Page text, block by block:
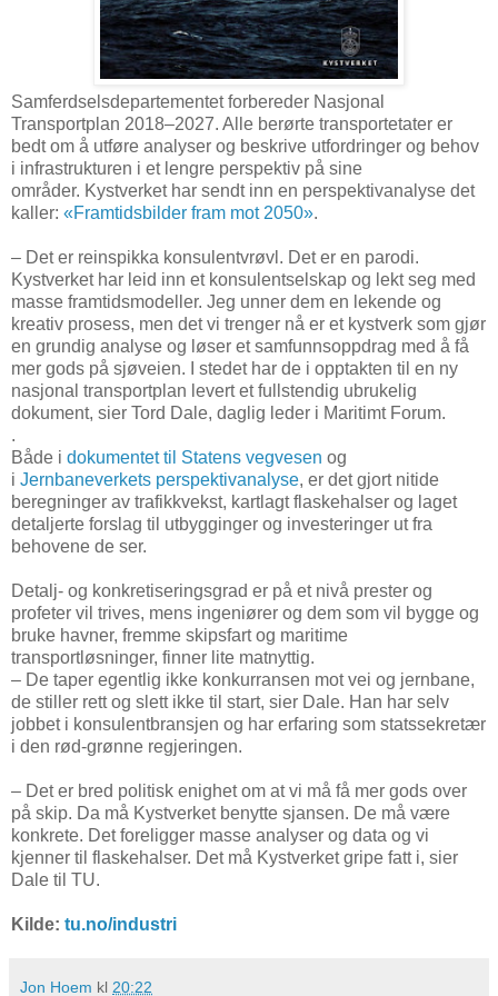
Samferdselsdepartementet forbereder Nasjonal
Transportplan 2018–2027. Alle berørte transportetater er
bedt om å utføre analyser og beskrive utfordringer og behov
i infrastrukturen i et lengre perspektiv på sine
områder. Kystverket har sendt inn en perspektivanalyse det
kaller: «Framtidsbilder fram mot 2050».
– Det er reinspikka konsulentvrøvl. Det er en parodi.
Kystverket har leid inn et konsulentselskap og lekt seg med
masse framtidsmodeller. Jeg unner dem en lekende og
kreativ prosess, men det vi trenger nå er et kystverk som gjør
en grundig analyse og løser et samfunnsoppdrag med å få
mer gods på sjøveien. I stedet har de i opptakten til en ny
nasjonal transportplan levert et fullstendig ubrukelig
dokument, sier Tord Dale, daglig leder i Maritimt Forum.
.
Både i dokumentet til Statens vegvesen og
i Jernbaneverkets perspektivanalyse, er det gjort nitide
beregninger av trafikkvekst, kartlagt flaskehalser og laget
detaljerte forslag til utbygginger og investeringer ut fra
behovene de ser.
Detalj- og konkretiseringsgrad er på et nivå prester og
profeter vil trives, mens ingeniører og dem som vil bygge og
bruke havner, fremme skipsfart og maritime
transportløsninger, finner lite matnyttig.
– De taper egentlig ikke konkurransen mot vei og jernbane,
de stiller rett og slett ikke til start, sier Dale. Han har selv
jobbet i konsulentbransjen og har erfaring som statssekretær
i den rød-grønne regjeringen.
– Det er bred politisk enighet om at vi må få mer gods over
på skip. Da må Kystverket benytte sjansen. De må være
konkrete. Det foreligger masse analyser og data og vi
kjenner til flaskehalser. Det må Kystverket gripe fatt i, sier
Dale til TU.
Kilde: tu.no/industri
Jon Hoem kl 20:22